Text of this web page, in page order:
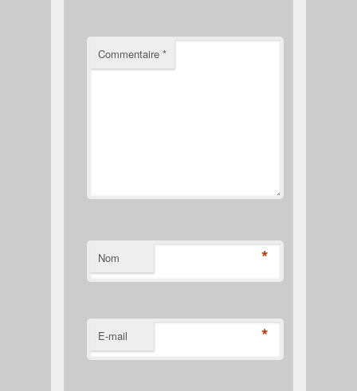
Commentaire *
Nom *
E-mail *